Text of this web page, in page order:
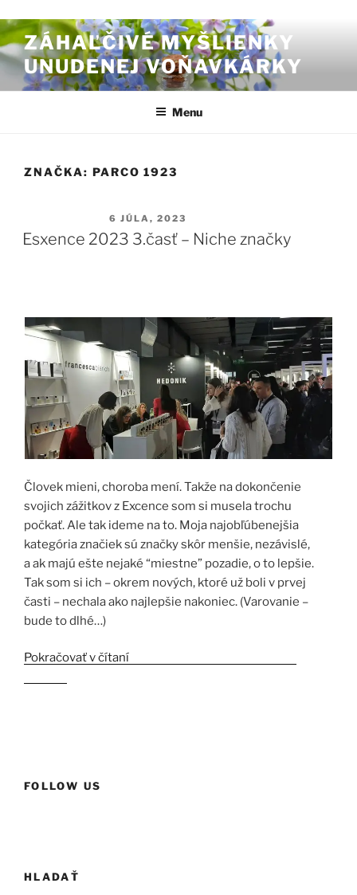
ZÁHAĽČIVÉ MYŠLIENKY
UNUDENEJ VOŇAVKÁRKY
Menu
ZNAČKA: PARCO 1923
6 JÚLA, 2023
Esxence 2023 3.časť – Niche značky
Človek mieni, choroba mení. Takže na dokončenie
svojich zážitkov z Excence som si musela trochu
počkať. Ale tak ideme na to. Moja najobľúbenejšia
kategória značiek sú značky skôr menšie, nezávislé,
a ak majú ešte nejaké “miestne” pozadie, o to lepšie.
Tak som si ich – okrem nových, ktoré už boli v prvej
časti – nechala ako najlepšie nakoniec. (Varovanie –
bude to dlhé…)
Pokračovať v čítaní
FOLLOW US
HLADAŤ